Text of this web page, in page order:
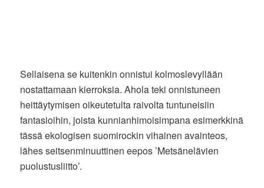
Sellaisena se kuitenkin onnistui kolmoslevyllään
nostattamaan kierroksia. Ahola teki onnistuneen
heittäytymisen oikeutetulta raivolta tuntuneisiin
fantasioihin, joista kunnianhimoisimpana esimerkkinä
tässä ekologisen suomirockin vihainen avainteos,
lähes seitsenminuuttinen eepos ’Metsänelävien
puolustusliitto’.